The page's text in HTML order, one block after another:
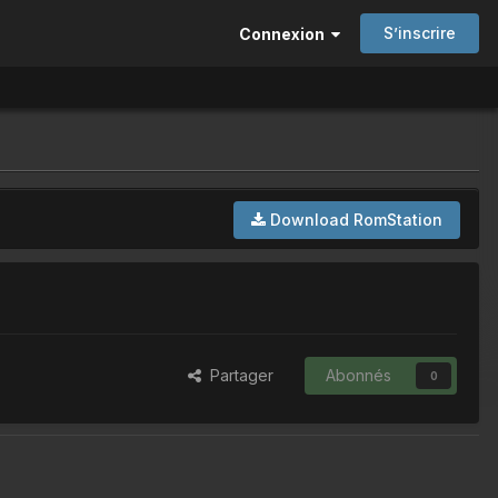
Connexion S’inscrire
Download RomStation
Partager Abonnés 0